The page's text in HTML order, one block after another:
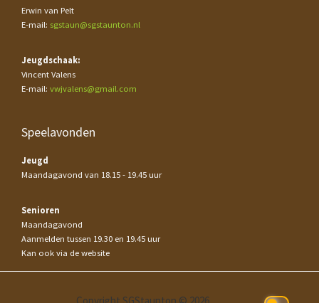
Erwin van Pelt
E-mail: sgstaun@sgstaunton.nl
Jeugdschaak:
Vincent Valens
E-mail: vwjvalens@gmail.com
Speelavonden
Jeugd
Maandagavond van 18.15 - 19.45 uur
Senioren
Maandagavond
Aanmelden tussen 19.30 en 19.45 uur
Kan ook via de website